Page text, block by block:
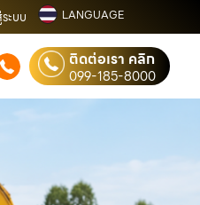
ระบบ LANGUAGE
ติดต่อเรา คลิก
099-185-8000